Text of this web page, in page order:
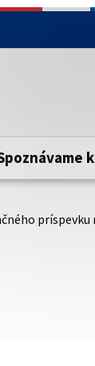
Táto
https://